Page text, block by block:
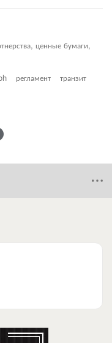
ценные бумаги,
регламент
транзит